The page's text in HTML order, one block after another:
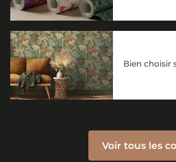
Bien choisir
Voir tous les